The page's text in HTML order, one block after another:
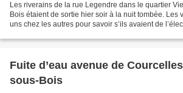
Les riverains de la rue Legendre dans le quartier
Bois étaient de sortie hier soir à la nuit tombée. Les
uns chez les autres pour savoir s’ils avaient de
Fuite d’eau avenue de
sous-Bois